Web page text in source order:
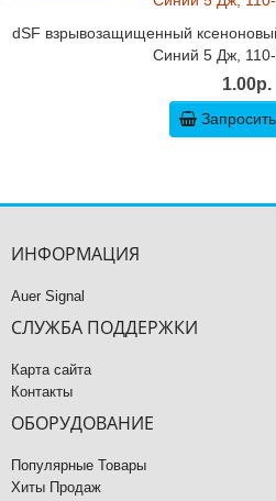
dSF взрывозащищенный
Синий 5 Дж,
1.00р.
ИНФОРМАЦИЯ
Auer Signal
СЛУЖБА ПОДДЕРЖКИ
Карта сайта
Контакты
ОБОРУДОВАНИЕ
Популярные Товары
Хиты Продаж